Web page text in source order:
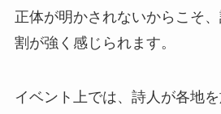
正体が明かされないからこそ
割が強く感じられます。
イベント上では、詩人が各地